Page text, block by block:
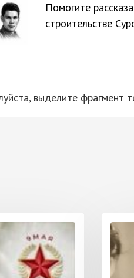
Помогите
строительстве
выделите фрагмент